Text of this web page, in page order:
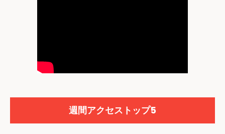
週間アクセストップ5